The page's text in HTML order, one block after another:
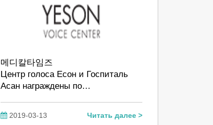
메디칼타임즈
Центр голоса Есон и Госпиталь
Асан награждены по…
2019-03-13 Читать далее >